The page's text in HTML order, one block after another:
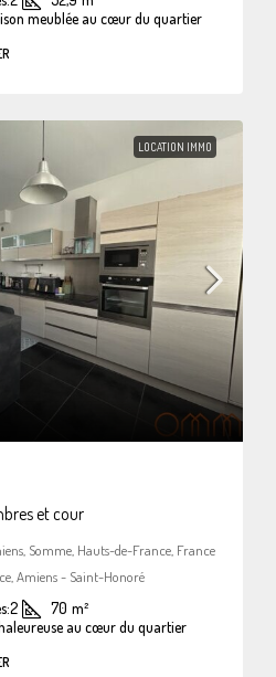
meublée au cœur du quartier
LOCATION IMMO
et cour
Somme, Hauts-de-France, France
Amiens - Saint-Honoré
2 70 m²
au cœur du quartier